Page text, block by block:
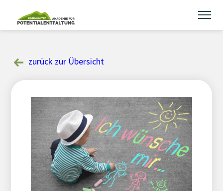
content
zurück zur Übersicht